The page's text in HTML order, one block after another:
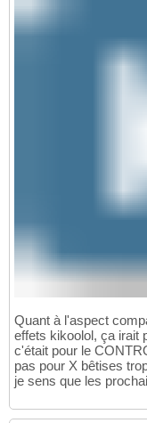
Quant à l'aspect
effets kikoolol, ça irait
c'était pour le
pas pour X bêtises
je sens que les